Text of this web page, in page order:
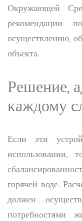
Окружающей
рекомендации
осуществлению,
объекта.
Решение,
каждому
Если эти
использовании,
горячей воде.
должен
потребностями